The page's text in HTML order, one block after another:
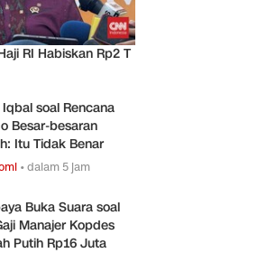
RI Habiskan Rp2 T
soal Rencana
Besar-besaran
Itu Tidak Benar
•dalam 5 jam
Buka Suara soal
Manajer Kopdes
Putih Rp16 Juta